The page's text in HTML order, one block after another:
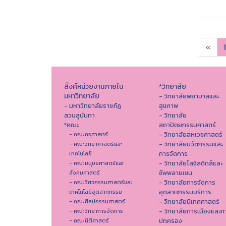
« 1
ลิ้งค์หน่วยงานภายใน
มหาวิทยาลัย
- มหาวิทยาลัยราชภัฏ
สวนสุนันทา
*คณะ
- คณะครุศาสตร์
- คณะวิทยาศาสตร์และ
เทคโนโลยี
- คณะมนุษยศาสตร์และ
สังคมศาสตร์
- คณะวิศวกรรมศาสตร์และ
เทคโนโลยีอุตสาหกรรม
- คณะศิลปกรรมศาสตร์
- คณะวิทยาการจัดการ
- คณะนิติศาสตร์
*วิทยาลัย
- วิทยาลัยพยาบาลและ
สุขภาพ
- วิทยาลัย
สถาปัตยกรรมศาสตร์
- วิทยาลัยสหเวชศาสตร์
- วิทยาลัยนวัตกรรมและ
การจัดการ
- วิทยาลัยโลจิสติกส์และ
ซัพพลายเชน
- วิทยาลัยการจัดการ
อุตสาหกรรมบริการ
- วิทยาลัยนิเทศศาสตร์
- วิทยาลัยการเมืองและก
ปกครอง